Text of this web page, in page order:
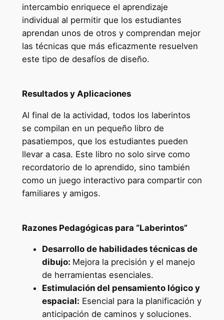
intercambio enriquece el aprendizaje
individual al permitir que los estudiantes
aprendan unos de otros y comprendan mejor
las técnicas que más eficazmente resuelven
este tipo de desafíos de diseño.
Resultados y Aplicaciones
Al final de la actividad, todos los laberintos
se compilan en un pequeño libro de
pasatiempos, que los estudiantes pueden
llevar a casa. Este libro no solo sirve como
recordatorio de lo aprendido, sino también
como un juego interactivo para compartir con
familiares y amigos.
Razones Pedagógicas para “Laberintos”
Desarrollo de habilidades técnicas de
dibujo: Mejora la precisión y el manejo
de herramientas esenciales.
Estimulación del pensamiento lógico y
espacial: Esencial para la planificación y
anticipación de caminos y soluciones.